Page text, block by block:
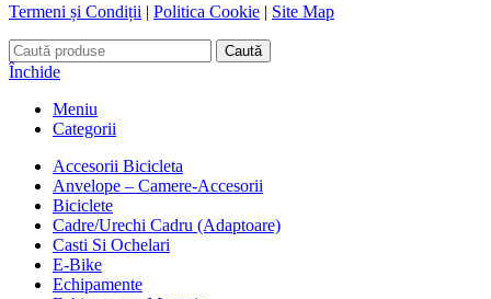
Termeni și Condiții | Politica Cookie | Site Map
Caută
Închide
Meniu
Categorii
Accesorii Bicicleta
Anvelope – Camere-Accesorii
Biciclete
Cadre/Urechi Cadru (Adaptoare)
Casti Si Ochelari
E-Bike
Echipamente